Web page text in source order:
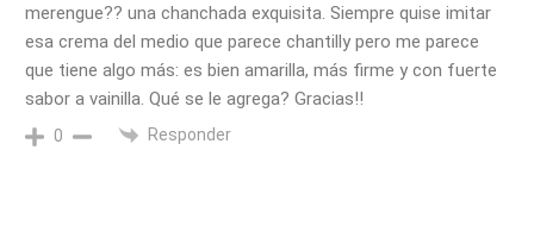
merengue?? una chanchada exquisita. Siempre quise imitar
esa crema del medio que parece chantilly pero me parece
que tiene algo más: es bien amarilla, más firme y con fuerte
sabor a vainilla. Qué se le agrega? Gracias!!
0 Responder